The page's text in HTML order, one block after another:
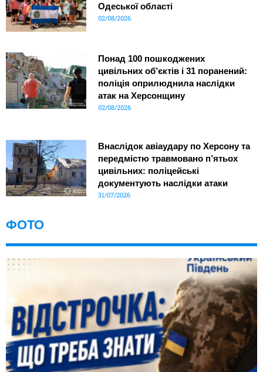
Одеської області
02/08/2026
Понад 100 пошкоджених
цивільних об’єктів і 31 поранений:
поліція оприлюднила наслідки
атак на Херсонщину
02/08/2026
Внаслідок авіаудару по Херсону та
передмістю травмовано п’ятьох
цивільних: поліцейські
документують наслідки атаки
31/07/2026
ФОТО